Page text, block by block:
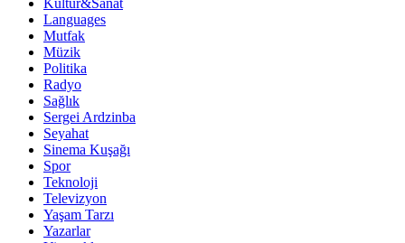
Kültür&Sanat
Languages
Mutfak
Müzik
Politika
Radyo
Sağlık
Sergei Ardzinba
Seyahat
Sinema Kuşağı
Spor
Teknoloji
Televizyon
Yaşam Tarzı
Yazarlar